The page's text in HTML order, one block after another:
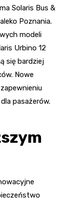
Solaris Bus &
Poznania.
modeli
Urbino 12
się bardziej
Nowe
pasażerów.